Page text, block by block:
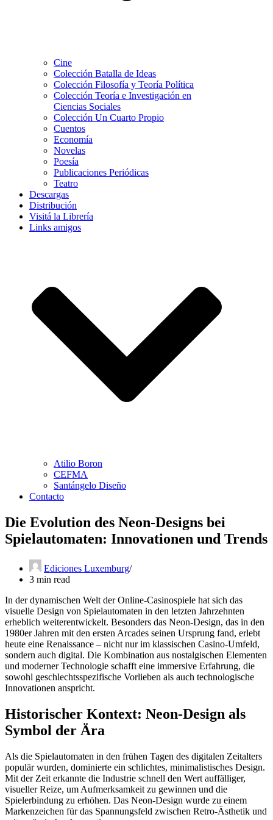
Cine
Colección Batalla de Ideas
Colección Filosofía y Teoría Política
Colección Teoría e Investigación en
Ciencias Sociales
Colección Un Cuarto Propio
Cuentos
Economía
Novelas
Poesía
Publicaciones Periódicas
Teatro
Descargas
Distribución
Visitá la Librería
Links amigos
Atilio Boron
CEFMA
Santángelo Diseño
Contacto
Die Evolution des Neon-Designs bei
Spielautomaten: Innovationen und Trends
Ediciones Luxemburg
3 min read
In der dynamischen Welt der Online-Casinospiele hat sich das
visuelle Design von Spielautomaten in den letzten Jahrzehnten
erheblich weiterentwickelt. Besonders das Neon-Design, das in den
1980er Jahren mit den ersten Arcades seinen Ursprung fand, erlebt
heute eine Renaissance – nicht nur im klassischen Casino-Umfeld,
sondern auch digital. Die Kombination aus nostalgischen Elementen
und moderner Technologie schafft eine immersive Erfahrung, die
sowohl geschlechtsspezifische Vorlieben als auch technologische
Innovationen anspricht.
Historischer Kontext: Neon-Design als
Symbol der Ära
Als die Spielautomaten in den frühen Tagen des digitalen Zeitalters
populär wurden, dominierte ein schlichtes, minimalistisches Design.
Mit der Zeit erkannte die Industrie schnell den Wert auffälliger,
visueller Reize, um Aufmerksamkeit zu gewinnen und die
Spielerbindung zu erhöhen. Das Neon-Design wurde zu einem
Markenzeichen für das Spannungsfeld zwischen Retro-Ästhetik und